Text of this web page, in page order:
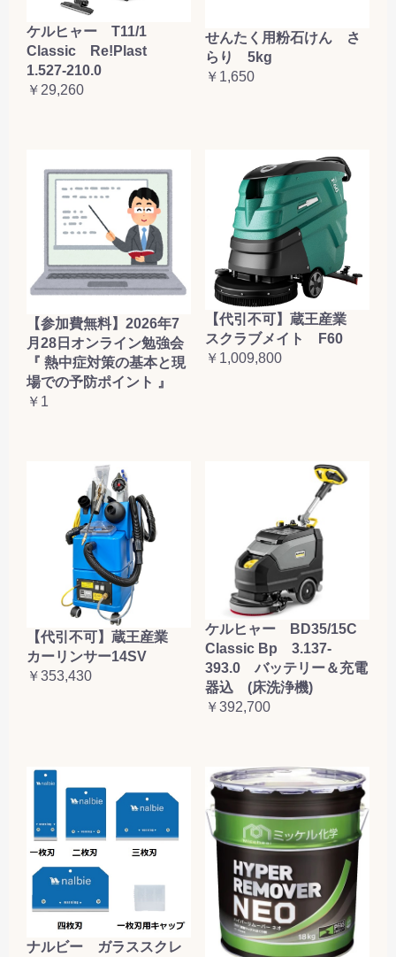
ケルヒャー T11/1
Classic Re!Plast
1.527-210.0
￥29,260
せんたく用粉石けん さ
らり 5kg
￥1,650
【参加費無料】2026年7
月28日オンライン勉強会
『 熱中症対策の基本と現
場での予防ポイント 』
￥1
【代引不可】蔵王産業
スクラブメイト F60
￥1,009,800
【代引不可】蔵王産業
カーリンサー14SV
￥353,430
ケルヒャー BD35/15C
Classic Bp 3.137-
393.0 バッテリー＆充電
器込 (床洗浄機)
￥392,700
ナルビー ガラススクレ